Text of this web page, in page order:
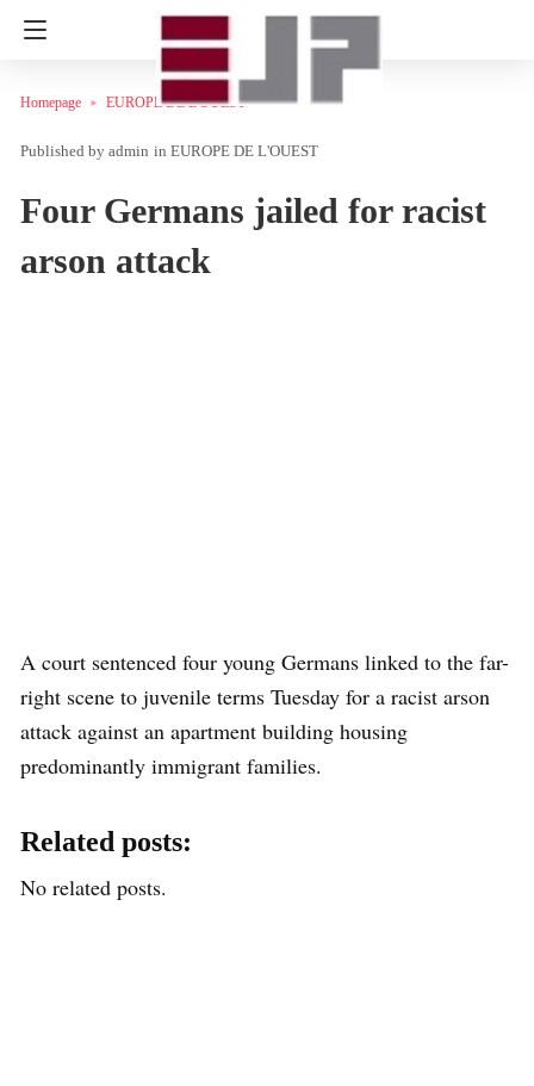
Homepage EUROPE DE L'OUEST
admin in EUROPE DE L'OUEST
Four Germans jailed for racist
arson attack
A court sentenced four young Germans linked to the far-
right scene to juvenile terms Tuesday for a racist arson
attack against an apartment building housing
predominantly immigrant families.
Related posts:
No related posts.